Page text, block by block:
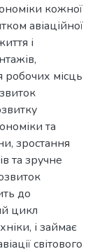
кожної
авіаційної
і
робочих місць
та
зростання
та зручне
до
цикл
і займає
світового